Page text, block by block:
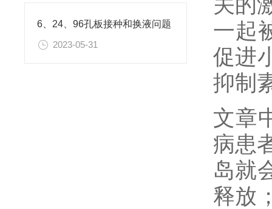
6、24、96孔板接种和换液问题
2023-05-31
一起
促进
抑制
文章
病患
岛就
释放